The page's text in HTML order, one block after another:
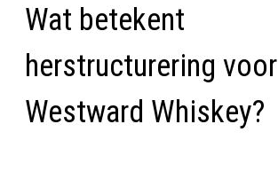
Wat betekent
herstructurering voor
Westward Whiskey?